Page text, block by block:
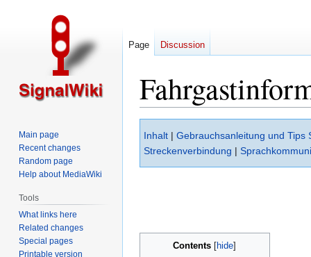
to
navigation
to
search
Inhalt | Gebrauchsanleitung und Tips
Streckenverbindung |
Contents
Page Discussion
Main page
Recent changes
Random page
Help about MediaWiki
Tools
What links here
Related changes
Special pages
Printable version